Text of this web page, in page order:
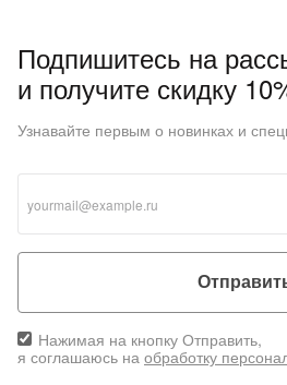
Подпишитесь на
и получите скидку
Узнавайте первым о новинках и
Нажимая на кнопку Отправить,
я соглашаюсь на обработку